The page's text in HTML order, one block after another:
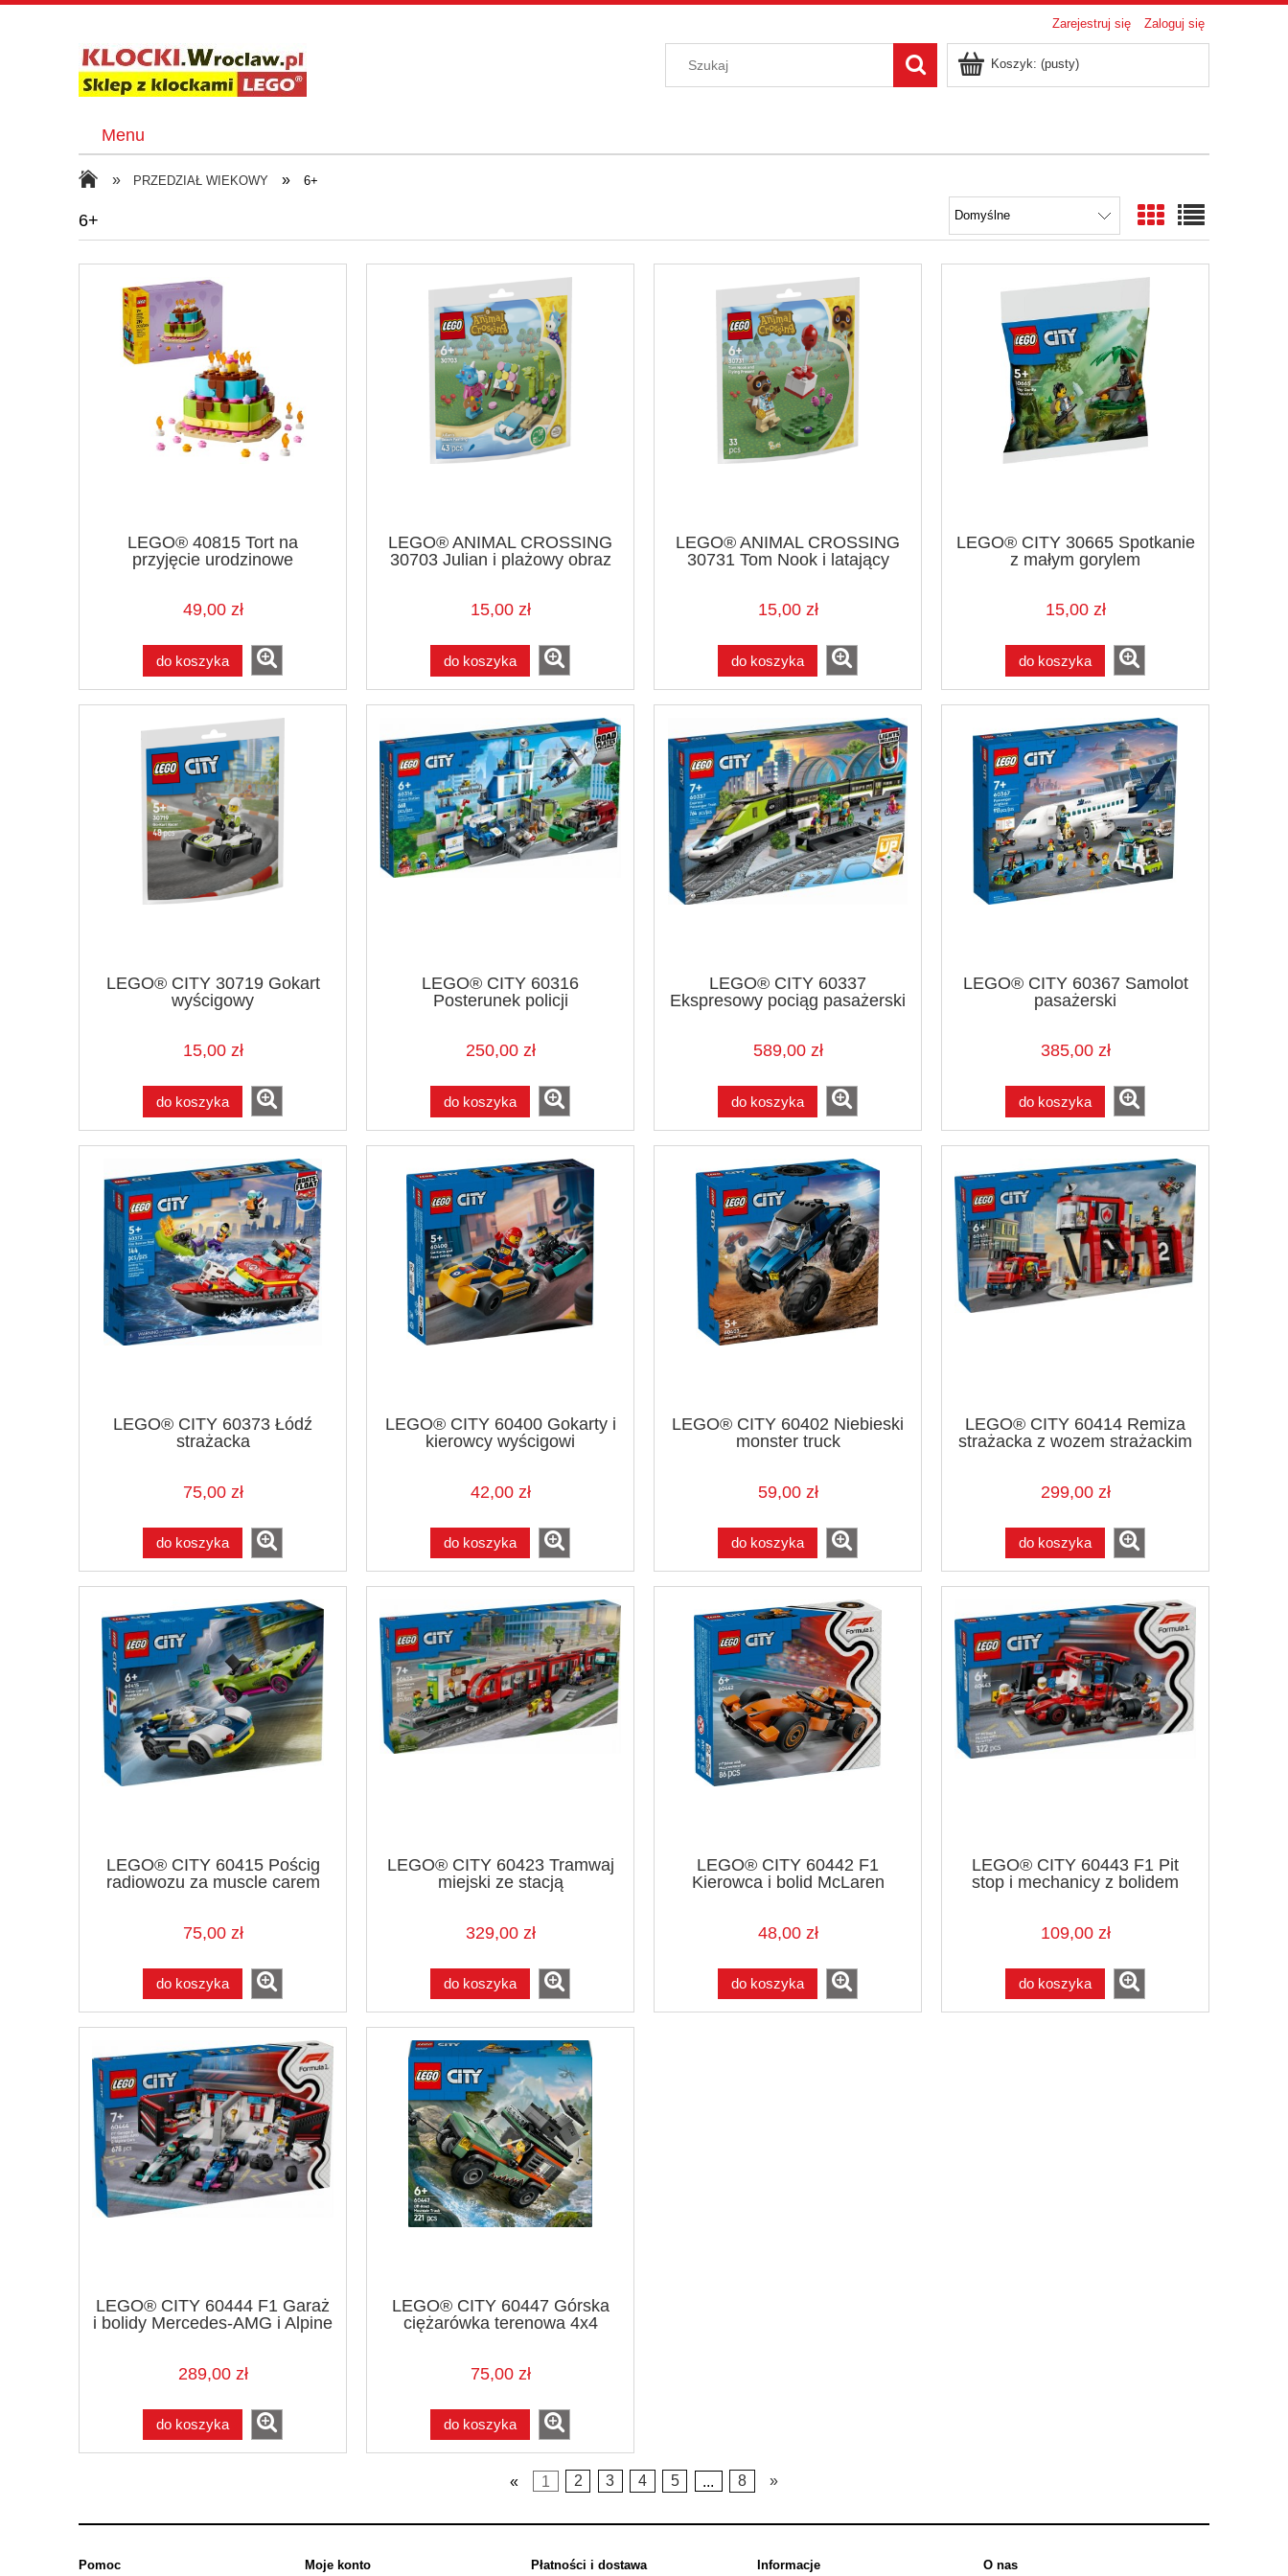
Zarejestruj się Zaloguj się
Koszyk: (pusty)
Menu
» PRZEDZIAŁ WIEKOWY » 6+
6+
LEGO® 40815 Tort na
przyjęcie urodzinowe
49,00 zł
do koszyka
LEGO® ANIMAL CROSSING
30703 Julian i plażowy obraz
15,00 zł
do koszyka
LEGO® ANIMAL CROSSING
30731 Tom Nook i latający
15,00 zł
do koszyka
LEGO® CITY 30665 Spotkanie
z małym gorylem
15,00 zł
do koszyka
LEGO® CITY 30719 Gokart
wyścigowy
15,00 zł
do koszyka
LEGO® CITY 60316
Posterunek policji
250,00 zł
do koszyka
LEGO® CITY 60337
Ekspresowy pociąg pasażerski
589,00 zł
do koszyka
LEGO® CITY 60367 Samolot
pasażerski
385,00 zł
do koszyka
LEGO® CITY 60373 Łódź
strażacka
75,00 zł
do koszyka
LEGO® CITY 60400 Gokarty i
kierowcy wyścigowi
42,00 zł
do koszyka
LEGO® CITY 60402 Niebieski
monster truck
59,00 zł
do koszyka
LEGO® CITY 60414 Remiza
strażacka z wozem strażackim
299,00 zł
do koszyka
LEGO® CITY 60415 Pościg
radiowozu za muscle carem
75,00 zł
do koszyka
LEGO® CITY 60423 Tramwaj
miejski ze stacją
329,00 zł
do koszyka
LEGO® CITY 60442 F1
Kierowca i bolid McLaren
48,00 zł
do koszyka
LEGO® CITY 60443 F1 Pit
stop i mechanicy z bolidem
109,00 zł
do koszyka
LEGO® CITY 60444 F1 Garaż
i bolidy Mercedes-AMG i Alpine
289,00 zł
do koszyka
LEGO® CITY 60447 Górska
ciężarówka terenowa 4x4
75,00 zł
do koszyka
« 1 2 3 4 5 ... 8 »
Pomoc Moje konto Płatności i dostawa Informacje O nas